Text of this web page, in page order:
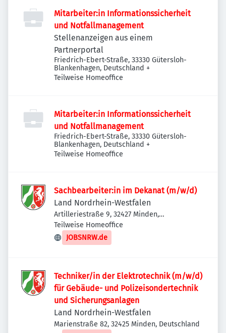
Mitarbeiter:in Informationssicherheit
und Notfallmanagement
Stellenanzeigen aus einem
Partnerportal
Friedrich-Ebert-Straße, 33330 Gütersloh-
Blankenhagen, Deutschland +
Teilweise Homeoffice
Mitarbeiter:in Informationssicherheit
und Notfallmanagement
Friedrich-Ebert-Straße, 33330 Gütersloh-
Blankenhagen, Deutschland +
Teilweise Homeoffice
Sachbearbeiter:in im Dekanat (m/w/d)
Land Nordrhein-Westfalen
Artilleriestraße 9, 32427 Minden,
Deutschland
Teilweise Homeoffice
JOBSNRW.de
Techniker/in der Elektrotechnik (m/w/d)
für Gebäude- und Polizeisondertechnik
und Sicherungsanlagen
Land Nordrhein-Westfalen
Marienstraße 82, 32425 Minden, Deutschland